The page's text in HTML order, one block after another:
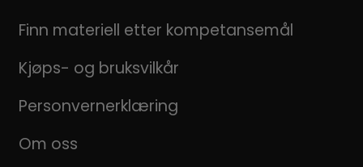
Finn materiell etter kompetansemål
Kjøps- og bruksvilkår
Personvernerklæring
Om oss